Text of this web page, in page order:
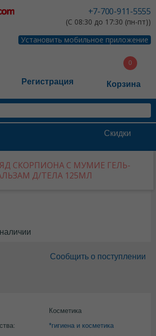
+7-700-911-5555
(С 08:30 до 17:30 (пн-пт))
Установить мобильное приложение
Регистрация Корзина
Скидки
СКОРПИОНА С МУМИЕ ГЕЛЬ-
Д/ТЕЛА 125МЛ
Сообщить о поступлении
Косметика
*гигиена и косметика